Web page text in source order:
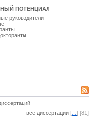
ПОТЕНЦИАЛ
руководители
все диссертации [ ] [81]